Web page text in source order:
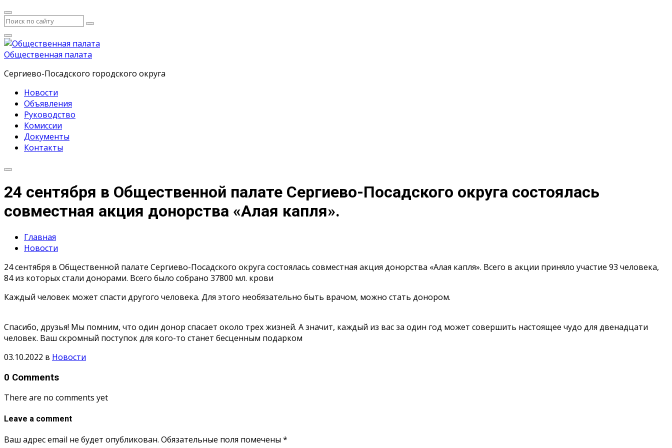
Общественная палата
Сергиево-Посадского городского округа
Новости
Объявления
Руководство
Комиссии
Документы
Контакты
24 сентября в Общественной палате Сергиево-Посадского округа состоялась
совместная акция донорства «Алая капля».
Главная
Новости
24 сентября в Общественной палате Сергиево-Посадского округа состоялась совместная акция донорства «Алая капля». Всего в акции приняло участие 93 человека,
84 из которых стали донорами. Всего было собрано 37800 мл. крови
Каждый человек может спасти другого человека. Для этого необязательно быть врачом, можно стать донором.
Спасибо, друзья! Мы помним, что один донор спасает около трех жизней. А значит, каждый из вас за один год может совершить настоящее чудо для двенадцати
человек. Ваш скромный поступок для кого-то станет бесценным подарком
03.10.2022 в Новости
0 Comments
There are no comments yet
Leave a comment
Ваш адрес email не будет опубликован. Обязательные поля помечены *